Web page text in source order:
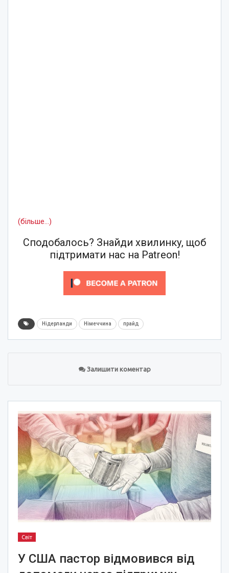
(більше…)
Сподобалось? Знайди хвилинку, щоб
підтримати нас на Patreon!
Нідерланди Німеччина прайд
Залишити коментар
Світ
У США пастор відмовився від